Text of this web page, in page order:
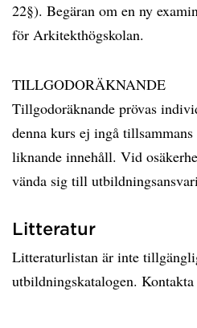
22§). Begäran om en ny
för Arkitekthögskolan.
TILLGODORÄKNANDE
Tillgodoräknande prövas
denna kurs ej ingå
liknande innehåll. Vid
vända sig till
Litteratur
Litteraturlistan är inte
utbildningskatalogen.